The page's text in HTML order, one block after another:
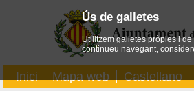
Inici Mapa web Castellano
Ús de galletes
Utilitzem galletes pròpies i
continueu navegant,